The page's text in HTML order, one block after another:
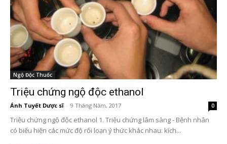
Ngộ Độc Thuốc
Triệu chứng ngộ độc ethanol
Ánh Tuyết Dược sĩ - 9 Tháng Năm, 2017 0
Triệu chứng ngộ độc ethanol 1. Triệu chứng lâm sàng - Bệnh nhân
có biểu hiện các mức độ rối loạn ý thức khác nhau: kích...